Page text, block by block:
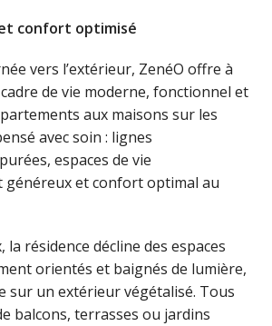
confort optimisé
vers l’extérieur, ZenéO offre à
de vie moderne, fonctionnel et
aux maisons sur les
avec soin : lignes
espaces de vie
généreux et confort optimal au
la résidence décline des espaces
orientés et baignés de lumière,
sur un extérieur végétalisé. Tous
balcons, terrasses ou jardins